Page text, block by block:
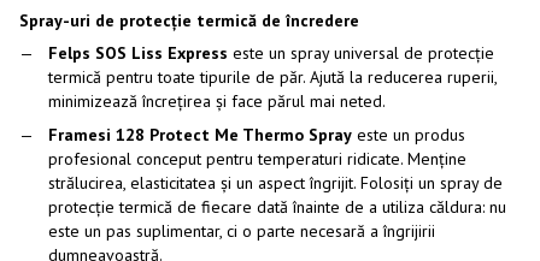
Spray-uri de protecție termică de încredere
Felps SOS Liss Express este un spray universal de protecție
termică pentru toate tipurile de păr. Ajută la reducerea ruperii,
minimizează încrețirea și face părul mai neted.
Framesi 128 Protect Me Thermo Spray este un produs
profesional conceput pentru temperaturi ridicate. Menține
strălucirea, elasticitatea și un aspect îngrijit. Folosiți un spray de
protecție termică de fiecare dată înainte de a utiliza căldura: nu
este un pas suplimentar, ci o parte necesară a îngrijirii
dumneavoastră.